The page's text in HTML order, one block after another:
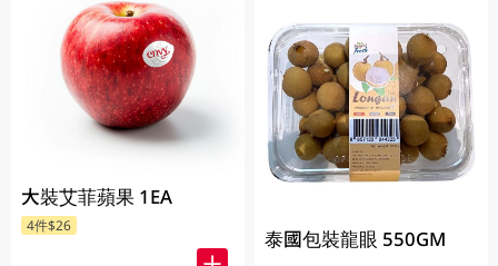
大裝艾菲蘋果 1EA
4件$26
泰國包裝龍眼 550GM